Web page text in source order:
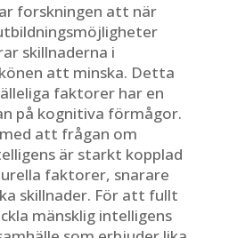
forskningen att när
skillnaderna i
att minska. Detta
faktorer har en
på kognitiva förmågor.
att frågan om
är starkt kopplad
faktorer, snarare
skillnader. För att fullt
mänsklig intelligens